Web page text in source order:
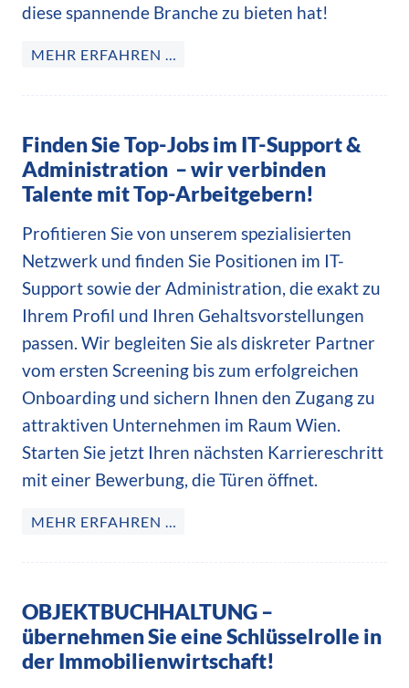
diese spannende Branche zu bieten hat!
MEHR ERFAHREN …
Finden Sie Top-Jobs im IT-Support &
Administration – wir verbinden
Talente mit Top-Arbeitgebern!
Profitieren Sie von unserem spezialisierten
Netzwerk und finden Sie Positionen im IT-
Support sowie der Administration, die exakt zu
Ihrem Profil und Ihren Gehaltsvorstellungen
passen. Wir begleiten Sie als diskreter Partner
vom ersten Screening bis zum erfolgreichen
Onboarding und sichern Ihnen den Zugang zu
attraktiven Unternehmen im Raum Wien.
Starten Sie jetzt Ihren nächsten Karriereschritt
mit einer Bewerbung, die Türen öffnet.
MEHR ERFAHREN …
OBJEKTBUCHHALTUNG –
übernehmen Sie eine Schlüsselrolle in
der Immobilienwirtschaft!